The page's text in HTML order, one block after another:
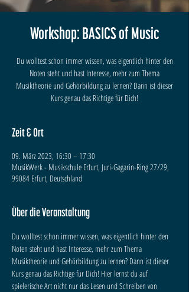
Workshop: BASICS of Music
Du wolltest schon immer wissen, was eigentlich hinter den
Noten steht und hast Interesse, mehr zum Thema
Musiktheorie und Gehörbildung zu lernen? Dann ist dieser
Kurs genau das Richtige für Dich!
Zeit & Ort
09. März 2023, 16:30 – 17:30
MusikWerk - Musikschule Erfurt, Juri-Gagarin-Ring 27/29,
99084 Erfurt, Deutschland
Über die Veranstaltung
Du wolltest schon immer wissen, was eigentlich hinter den
Noten steht und hast Interesse, mehr zum Thema
Musiktheorie und Gehörbildung zu lernen? Dann ist dieser
Kurs genau das Richtige für Dich! Hier lernst du auf
spielerische Art nicht nur das Lesen und Schreiben von